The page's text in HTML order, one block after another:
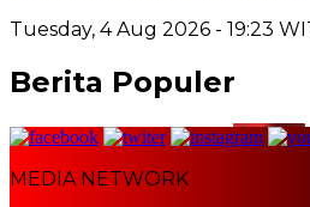
Tuesday, 4 Aug 2026 - 19:23
Berita Populer
MEDIA NETWORK